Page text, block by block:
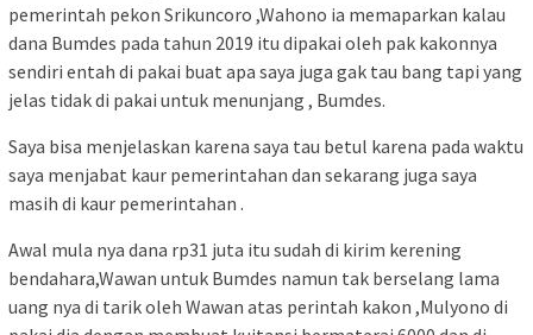
pemerintah pekon Srikuncoro ,Wahono ia memaparkan kalau
dana Bumdes pada tahun 2019 itu dipakai oleh pak kakonnya
sendiri entah di pakai buat apa saya juga gak tau bang tapi yang
jelas tidak di pakai untuk menunjang , Bumdes.
Saya bisa menjelaskan karena saya tau betul karena pada waktu
saya menjabat kaur pemerintahan dan sekarang juga saya
masih di kaur pemerintahan .
Awal mula nya dana rp31 juta itu sudah di kirim kerening
bendahara,Wawan untuk Bumdes namun tak berselang lama
uang nya di tarik oleh Wawan atas perintah kakon ,Mulyono di